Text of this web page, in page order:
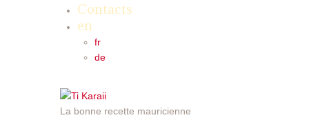
Contacts
en
fr
de
La bonne recette mauricienne